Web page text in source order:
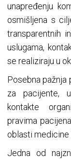
unapređenju
osmišljena s
transparentnih
uslugama,
se realiziraju u
Posebna
za pacijente,
kontakte
pravima
oblasti
Jedna od